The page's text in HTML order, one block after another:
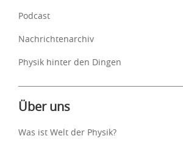
Podcast
Nachrichtenarchiv
Physik hinter den Dingen
Über uns
Was ist Welt der Physik?